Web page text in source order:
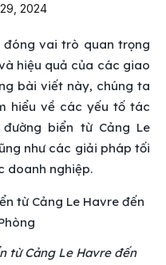
29, 2024
đóng vai trò quan trọng
hiệu quả của các giao
bài viết này, chúng ta
hiểu về các yếu tố tác
biển từ Cảng Le
như các giải pháp tối
doanh nghiệp.
từ Cảng Le Havre đến